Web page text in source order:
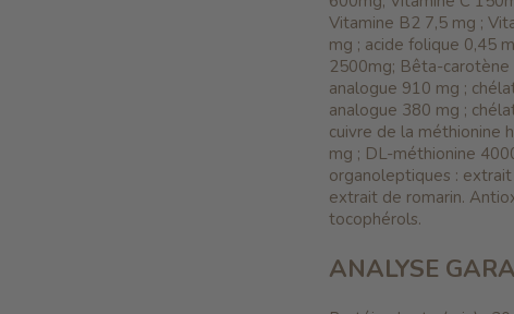
Vitamine B2 7,5 mg ;
mg ; acide folique 0,45
2500mg; Bêta-carotène
analogue 910 mg ;
analogue 380 mg ;
cuivre de la méthionine
mg ; DL-méthionine
organoleptiques :
extrait de romarin.
tocophérols.
ANALYSE